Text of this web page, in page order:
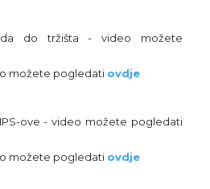
do tržišta - video možete
možete pogledati ovdje
ove - video možete pogledati
možete pogledati ovdje